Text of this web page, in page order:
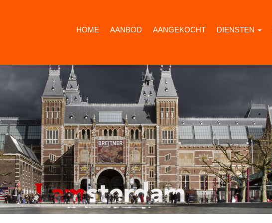
HOME AANBOD AANGEKOCHT DIENSTEN